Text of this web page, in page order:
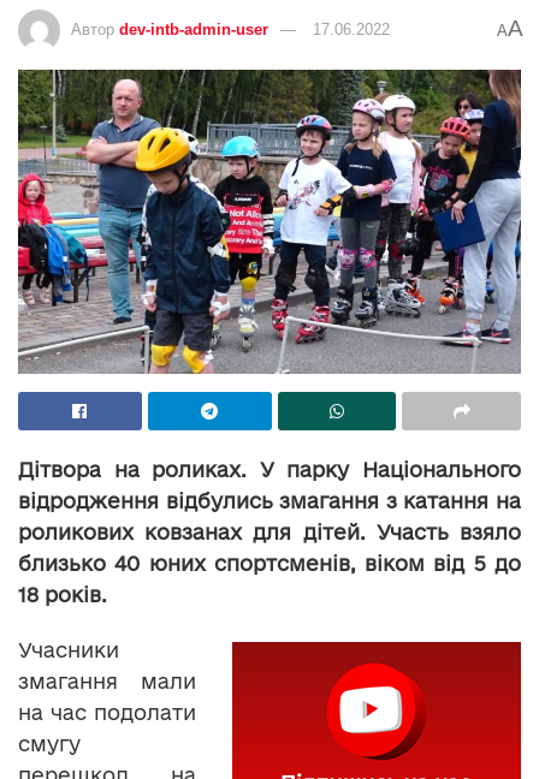
Автор dev-intb-admin-user 17.06.2022 AA
Дітвора на роликах. У парку Національного
відродження відбулись змагання з катання на
роликових ковзанах для дітей. Участь взяло
близько 40 юних спортсменів, віком від 5 до
18 років.
Учасники
змагання мали
на час подолати
смугу